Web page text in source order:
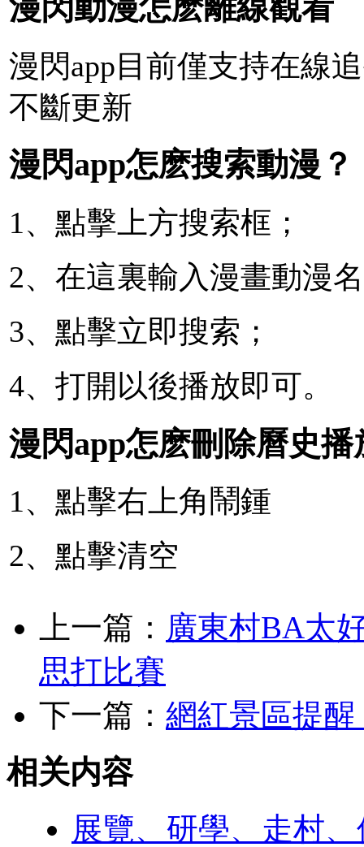
漫閃動漫怎麽離線觀看
漫閃app目前僅支持在線
不斷更新
漫閃app怎麽搜索動漫？
1、點擊上方搜索框；
2、在這裏輸入漫畫動漫
3、點擊立即搜索；
4、打開以後播放即可。
漫閃app怎麽刪除曆史播
1、點擊右上角鬧鍾
2、點擊清空
上一篇： 廣東村BA太
思打比賽
下一篇： 網紅景區提
相关内容
展覽、研學、走村